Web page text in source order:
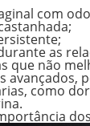
com
as
que não
avançados,
como